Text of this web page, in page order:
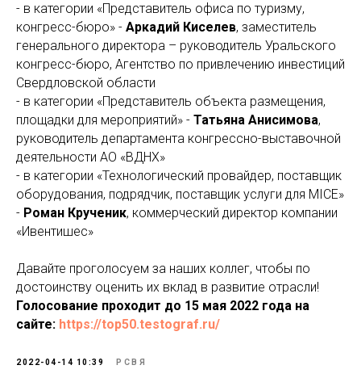
- в категории «Представитель офиса по туризму,
конгресс-бюро» - Аркадий Киселев, заместитель
генерального директора – руководитель Уральского
конгресс-бюро, Агентство по привлечению инвестиций
Свердловской области
- в категории «Представитель объекта размещения,
площадки для мероприятий» - Татьяна Анисимова,
руководитель департамента конгрессно-выставочной
деятельности АО «ВДНХ»
- в категории «Технологический провайдер, поставщик
оборудования, подрядчик, поставщик услуги для MICE»
- Роман Крученик, коммерческий директор компании
«Ивентишес»
Давайте проголосуем за наших коллег, чтобы по
достоинству оценить их вклад в развитие отрасли!
Голосование проходит до 15 мая 2022 года на
сайте: https://top50.testograf.ru/
2022-04-14 10:39 РСВЯ